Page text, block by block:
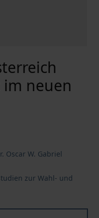
im neuen
Oscar W. Gabriel
zur Wahl- und